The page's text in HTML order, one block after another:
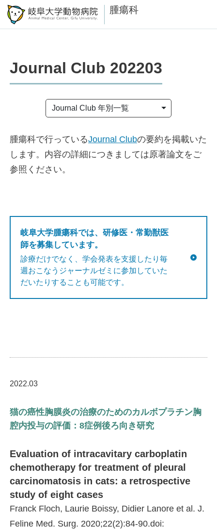
腫瘍科
Journal Club 202203
Journal Club 年別一覧
腫瘍科で行っているJournal Clubの要約を掲載いた
します。内容の詳細につきましては原著論文をご
参照ください。
岐阜大学腫瘍科では、研修医・常勤獣医
師を募集しています。
診療だけでなく、学会発表を支援したり毎
週おこなうジャーナルゼミに参加していた
だいたりすることも可能です。
2022.03
猫の癌性胸膜炎の治療のためのカルボプラチン胸
腔内投与の評価：8症例後ろ向き研究
Evaluation of intracavitary carboplatin
chemotherapy for treatment of pleural
carcinomatosis in cats: a retrospective
study of eight cases
Franck Floch, Laurie Boissy, Didier Lanore et al. J.
Feline Med. Surg. 2020;22(2):84-90.doi: